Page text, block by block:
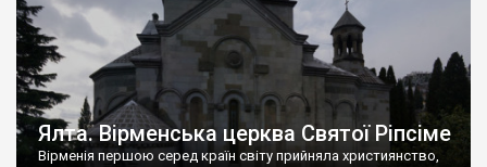
Ялта. Вірменська церква Святої Ріпсіме
Вірменія першою серед країн світу прийняла християнство,